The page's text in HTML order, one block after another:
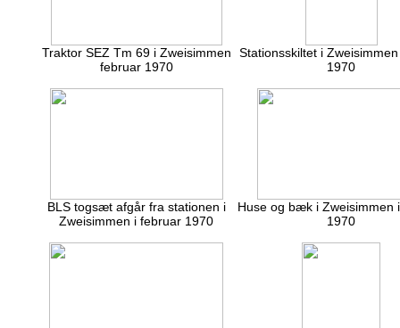
Traktor SEZ Tm 69 i Zweisimmen
februar 1970
Stationsskiltet i
1970
BLS togsæt afgår fra stationen i
Zweisimmen i februar 1970
Huse og bæk i Zweisimmen
1970